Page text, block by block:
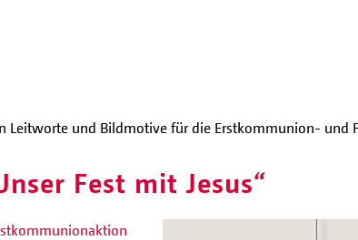
Leitworte und Bildmotive für die Erstkommunion- und
Fest mit Jesus“